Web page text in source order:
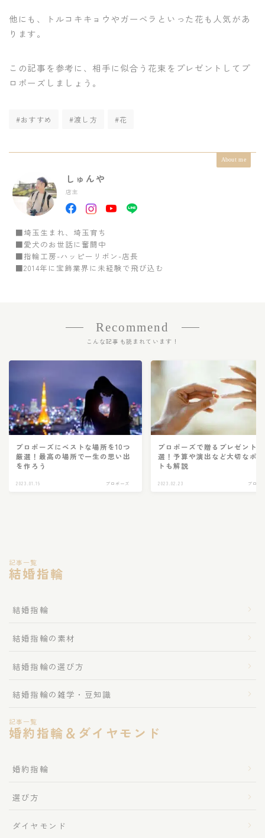
他にも、トルコキキョウやガーベラといった花も人気があ
ります。
この記事を参考に、相手に似合う花束をプレゼントしてプ
ロポーズしましょう。
#おすすめ #渡し方 #花
About me
しゅんや
店主
■埼玉生まれ、埼玉育ち
■愛犬のお世話に奮闘中
■指輪工房-ハッピーリボン-店長
■2014年に宝飾業界に未経験で飛び込む
Recommend
こんな記事も読まれています！
プロポーズにベストな場所を10つ
厳選！最高の場所で一生の思い出
を作ろう
2023.01.19 プロポーズ
プロポーズで贈るプレゼント7
選！予算や演出など大切なポ
トも解説
2023.02.23 プロポ
記事一覧
結婚指輪
結婚指輪
結婚指輪の素材
結婚指輪の選び方
結婚指輪の雑学・豆知識
記事一覧
婚約指輪＆ダイヤモンド
婚約指輪
選び方
ダイヤモンド